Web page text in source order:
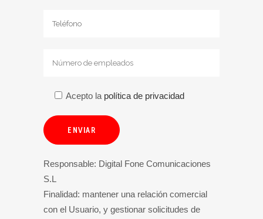
Acepto la política de privacidad
Responsable: Digital Fone Comunicaciones
S.L
Finalidad: mantener una relación comercial
con el Usuario, y gestionar solicitudes de